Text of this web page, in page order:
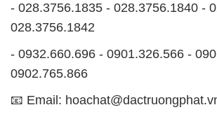
- 028.3756.1835 - 028.3756.1840 -
028.3756.1842
- 0932.660.696 - 0901.326.566 -
0902.765.866
📧 Email: